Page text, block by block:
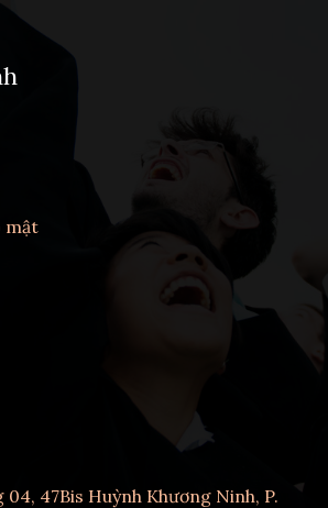
mật
04, 47Bis Huỳnh Khương Ninh, P.